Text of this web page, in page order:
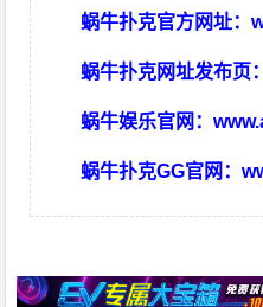
蜗牛扑克官方网址：
蜗牛扑克网址发布页
蜗牛娱乐官网：
蜗牛扑克GG官网：